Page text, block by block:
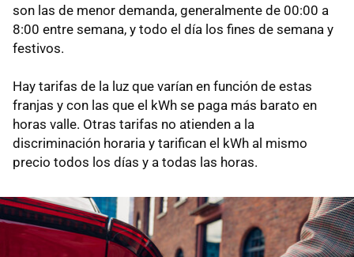
son las de menor demanda, generalmente de 00:00 a
8:00 entre semana, y todo el día los fines de semana y
festivos.
Hay tarifas de la luz que varían en función de estas
franjas y con las que el kWh se paga más barato en
horas valle. Otras tarifas no atienden a la
discriminación horaria y tarifican el kWh al mismo
precio todos los días y a todas las horas.